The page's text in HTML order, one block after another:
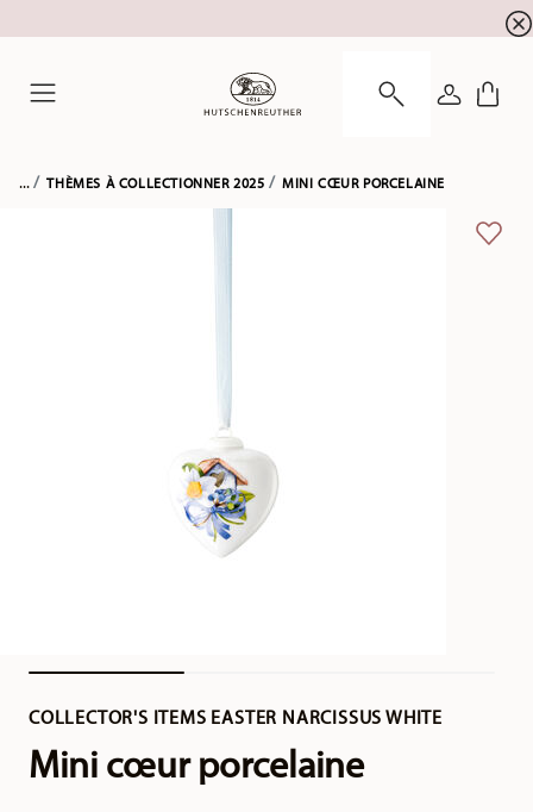
SOLDES D'ÉTÉ ! Profitez de 5 % de remise
... THÈMES À COLLECTIONNER 2025 MINI CŒUR PORCELAINE
COLLECTOR'S ITEMS EASTER NARCISSUS WHITE
Mini cœur porcelaine